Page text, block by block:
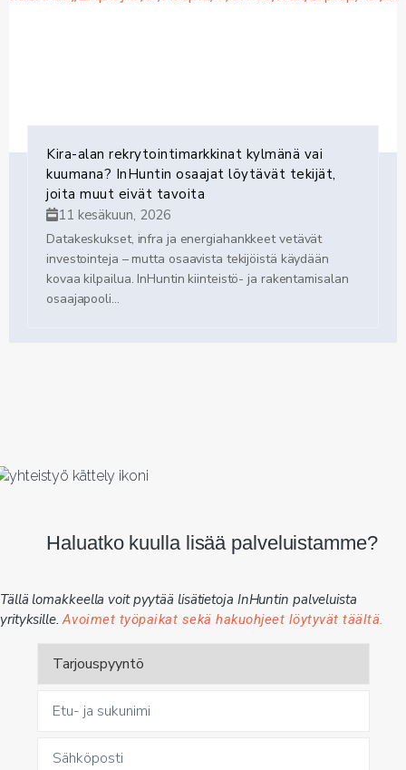
Kira-alan rekrytointimarkkinat kylmänä vai
kuumana? InHuntin osaajat löytävät tekijät,
joita muut eivät tavoita
11 kesäkuun, 2026
Datakeskukset, infra ja energiahankkeet vetävät
investointeja – mutta osaavista tekijöistä käydään
kovaa kilpailua. InHuntin kiinteistö- ja rakentamisalan
osaajapooli...
Haluatko kuulla lisää palveluistamme?
Tällä lomakkeella voit pyytää lisätietoja InHuntin palveluista
yrityksille.Avoimet työpaikat sekä hakuohjeet löytyvät täältä.